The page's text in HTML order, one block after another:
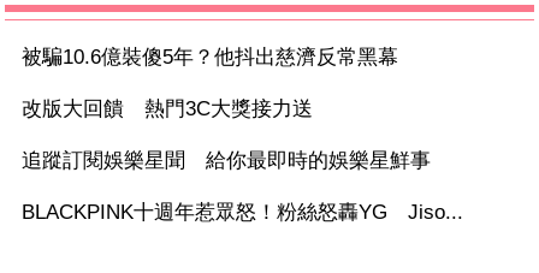
被騙10.6億裝傻5年？他抖出慈濟反常黑幕
改版大回饋 熱門3C大獎接力送
追蹤訂閱娛樂星聞 給你最即時的娛樂星鮮事
BLACKPINK十週年惹眾怒！粉絲怒轟YG Jiso...